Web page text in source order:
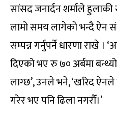
सांसद जनार्दन शर्माले हुलाकी
लामो समय लागेको भन्दै ऐन
सम्पन्न गर्नुपर्ने धारणा राखे
दिएको भए रु ७० अर्बमा
लाग्छ’, उनले भने, ‘खरिद
गरेर भए पनि ढिला नगरौँ।’